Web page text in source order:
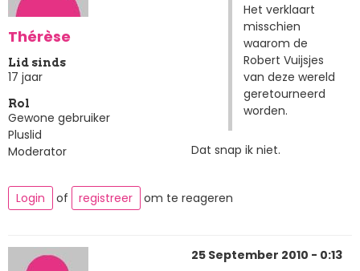
Thérèse
Lid sinds
17 jaar
Rol
Gewone gebruiker
Pluslid
Moderator
Het verklaart
misschien
waarom de
Robert Vuijsjes
van deze wereld
geretourneerd
worden.
Dat snap ik niet.
Login of registreer om te reageren
25 September 2010 - 0:13